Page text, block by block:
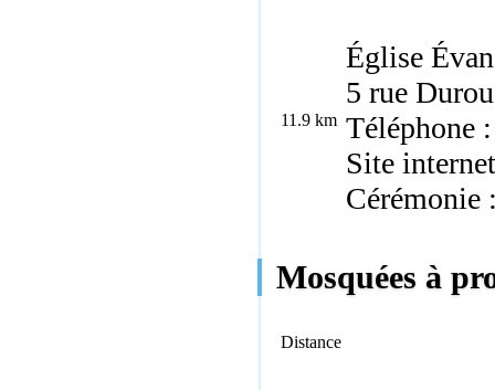
11.9 km
Église
5 rue
Téléphone
Site
Cérémonie
Mosquées à
Distance